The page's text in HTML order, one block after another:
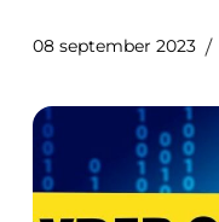
08 september 2023